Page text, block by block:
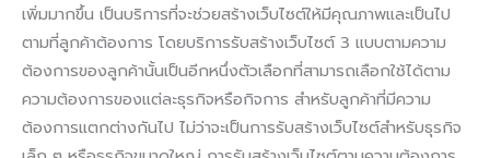
เพิ่มมากขึ้น เป็นบริการที่จะช่วยสร้างเว็บไซต์ให้มีคุณภาพและเป็นไป
ตามที่ลูกค้าต้องการ โดยบริการรับสร้างเว็บไซต์ 3 แบบตามความ
ต้องการของลูกค้านั้นเป็นอีกหนึ่งตัวเลือกที่สามารถเลือกใช้ได้ตาม
ความต้องการของแต่ละธุรกิจหรือกิจการ สำหรับลูกค้าที่มีความ
ต้องการแตกต่างกันไป ไม่ว่าจะเป็นการรับสร้างเว็บไซต์สำหรับธุรกิจ